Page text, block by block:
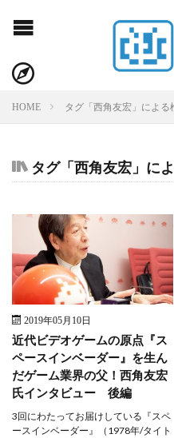
HOME タグ「西角友宏」による
タグ「西角友宏」に
2019年05月10日
近代ビデオゲームの原点『ス
ペースインベーダー』を生ん
だゲーム業界の父！西角友宏
氏インタビュー 後編
3回にわたってお届けしている『スペ
ースインベーダー』（1978年/タイト